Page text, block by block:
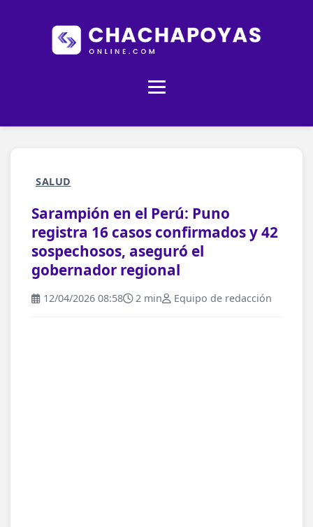
SALUD
Sarampión en el Perú: Puno
registra 16 casos confirmados y 42
sospechosos, aseguró el
gobernador regional
12/04/2026 08:58 2 min Equipo de redacción